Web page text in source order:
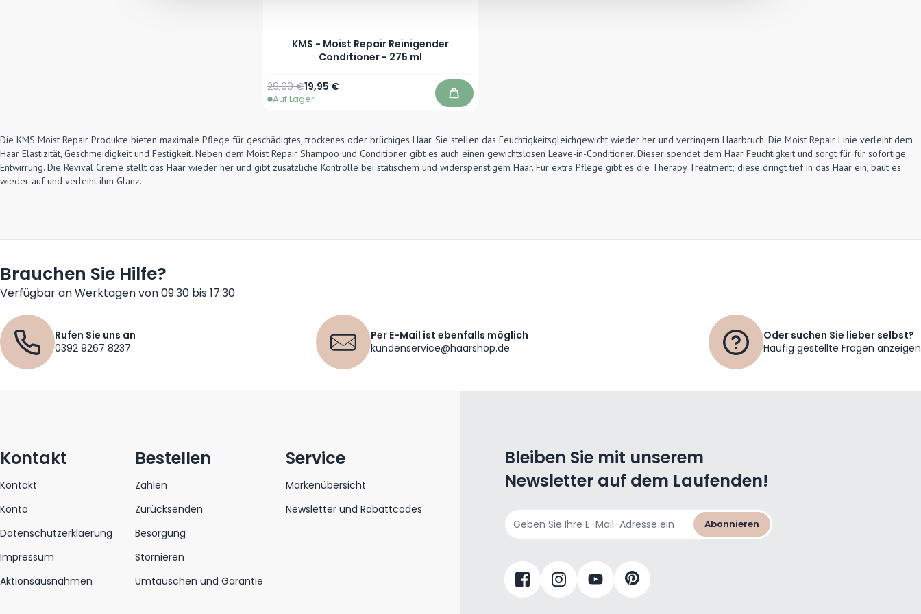
KMS - Moist Repair Reinigender
Conditioner - 275 ml
Sonderpreis
19,95 €
Regulärer Preis
29,00 €
Auf Lager In den Warenkorb
Die KMS Moist Repair Produkte bieten maximale Pflege für geschädigtes, trockenes oder brüchiges Haar. Sie stellen das Feuchtigkeitsgleichgewicht wieder her und verringern Haarbruch. Die Moist Repair Linie verleiht dem
Haar Elastizität, Geschmeidigkeit und Festigkeit. Neben dem Moist Repair Shampoo und Conditioner gibt es auch einen gewichtslosen Leave-in-Conditioner. Dieser spendet dem Haar Feuchtigkeit und sorgt für für sofortige
Entwirrung. Die Revival Creme stellt das Haar wieder her und gibt zusätzliche Kontrolle bei statischem und widerspenstigem Haar. Für extra Pflege gibt es die Therapy Treatment; diese dringt tief in das Haar ein, baut es
wieder auf und verleiht ihm Glanz.
Brauchen Sie Hilfe?
Verfügbar an Werktagen von 09:30 bis 17:30
Rufen Sie uns an
0392 9267 8237
Per E-Mail ist ebenfalls möglich
kundenservice@haarshop.de
Oder suchen Sie lieber selbst?
Häufig gestellte Fragen anzeigen
Kontakt
Kontakt
Konto
Datenschutzerklaerung
Impressum
Aktionsausnahmen
Bestellen
Zahlen
Zurücksenden
Besorgung
Stornieren
Umtauschen und Garantie
Service
Markenübersicht
Newsletter und Rabattcodes
Bleiben Sie mit unserem
Newsletter auf dem Laufenden!
Abonnieren